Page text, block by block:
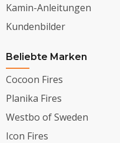
Kamin-Anleitungen
Kundenbilder
Beliebte Marken
Cocoon Fires
Planika Fires
Westbo of Sweden
Icon Fires